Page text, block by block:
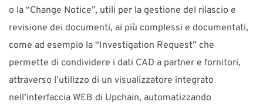
o la “Change Notice”, utili per la gestione del rilascio e
revisione dei documenti, ai più complessi e documentati,
come ad esempio la “Investigation Request” che
permette di condividere i dati CAD a partner e fornitori,
attraverso l’utilizzo di un visualizzatore integrato
nell’interfaccia WEB di Upchain, automatizzando